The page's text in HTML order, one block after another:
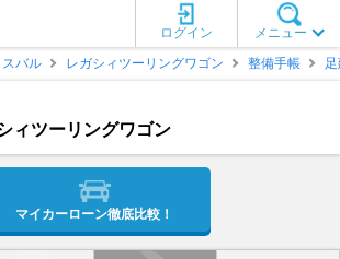
メニュー
ログイン
スバル レガシィツーリングワゴン 整備手帳
ィツーリングワゴン
マイカーローン徹底比較！